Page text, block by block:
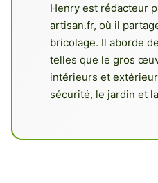
Henry est rédacteur
artisan.fr, où il
bricolage. Il aborde
telles que le gros
intérieurs et
sécurité, le jardin et